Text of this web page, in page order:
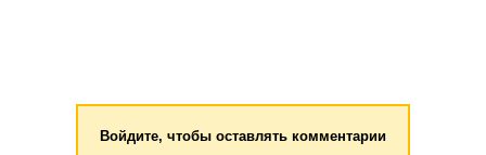
Войдите, чтобы оставлять комментарии